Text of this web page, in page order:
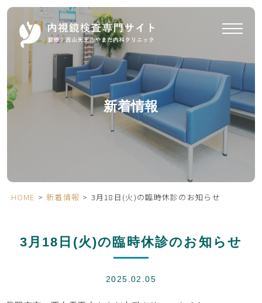
新着情報
HOME > 新着情報 > 3月18日(火)の臨時休診のお知らせ
3月18日(火)の臨時休診のお知らせ
2025.02.05